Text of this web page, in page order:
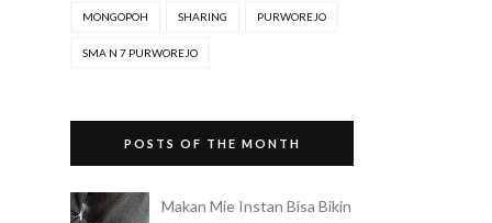
MONGOPOH SHARING PURWOREJO
SMA N 7 PURWOREJO
POSTS OF THE MONTH
Makan Mie Instan Bisa Bikin